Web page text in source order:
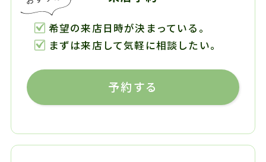
希望の来店日時が決まっている。
まずは来店して気軽に相談したい。
予約する